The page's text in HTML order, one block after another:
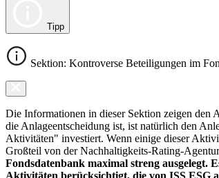
Tipp
Sektion: Kontroverse Beteiligungen im
Die Informationen in dieser Sektion zeigen
die Anlageentscheidung ist, ist natürlich den
Aktivitäten" investiert. Wenn einige dieser
Großteil von der Nachhaltigkeits-Rating-
Fondsdatenbank maximal streng ausgelegt.
Aktivitäten berücksichtigt, die von ISS ESG